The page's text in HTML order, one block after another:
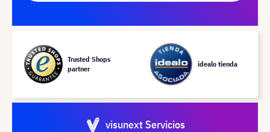
Trusted Shops
partner
idealo tienda
visunext Servicios